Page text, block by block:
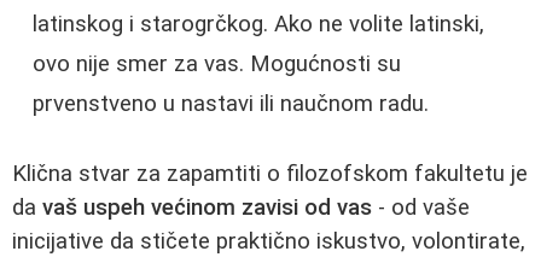
latinskog i starogrčkog. Ako ne volite latinski,
ovo nije smer za vas. Mogućnosti su
prvenstveno u nastavi ili naučnom radu.
Klična stvar za zapamtiti o filozofskom fakultetu je
da vaš uspeh većinom zavisi od vas - od vaše
inicijative da stičete praktično iskustvo, volontirate,